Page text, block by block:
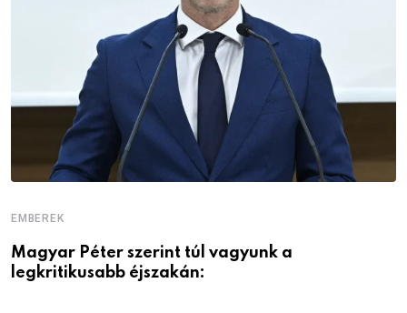
EMBEREK
Magyar Péter szerint túl vagyunk a
legkritikusabb éjszakán: